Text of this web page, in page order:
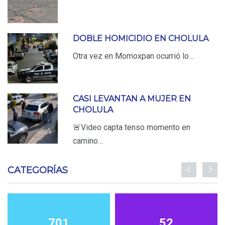
DOBLE HOMICIDIO EN CHOLULA
Otra vez en Momoxpan ocurrió lo…
CASI LEVANTAN A MUJER EN
CHOLULA
🚨Video capta tenso momento en
camino…
CATEGORÍAS